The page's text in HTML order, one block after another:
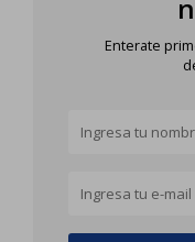
Enterate